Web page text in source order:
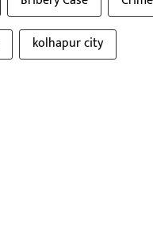
kolhapur city